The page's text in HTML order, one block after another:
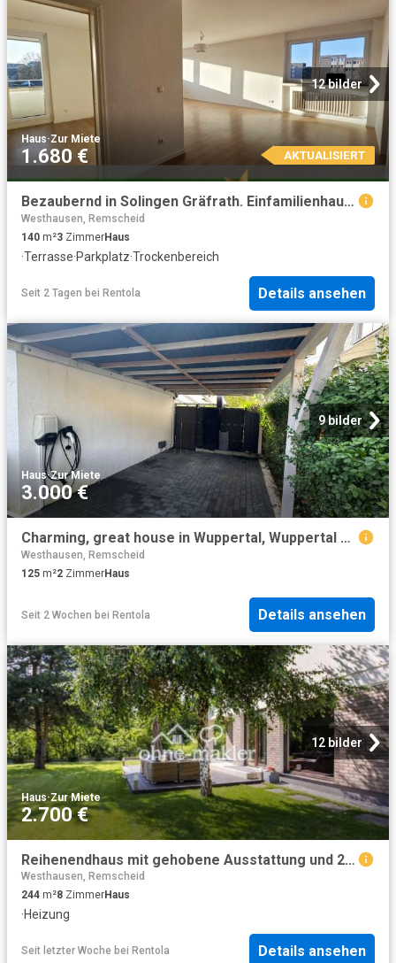
12 bilder
Haus·Zur Miete
1.680 € AKTUALISIERT
Bezaubernd in Solingen Gräfrath. Einfamilienhaus mit Terrasse, Teich und Garage
Westhausen, Remscheid
140 m²3 ZimmerHaus
·Terrasse·Parkplatz·Trockenbereich
Seit 2 Tagen bei Rentola Details ansehen
9 bilder
Haus·Zur Miete
3.000 €
Charming, great house in Wuppertal, Wuppertal Amsterdam Apartments for Rent
Westhausen, Remscheid
125 m²2 ZimmerHaus
Seit 2 Wochen bei Rentola Details ansehen
12 bilder
Haus·Zur Miete
2.700 €
Reihenendhaus mit gehobene Ausstattung und 2 Stellplätze Mietpreis inbegriffen
Westhausen, Remscheid
244 m²8 ZimmerHaus
·Heizung
Seit letzter Woche bei Rentola Details ansehen